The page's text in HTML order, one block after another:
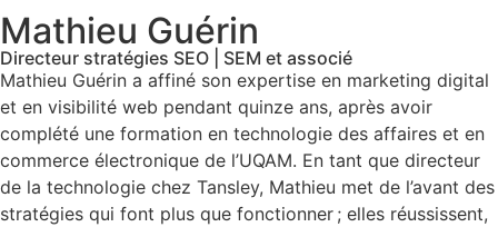
Mathieu Guérin
Directeur stratégies SEO | SEM et associé
Mathieu Guérin a affiné son expertise en marketing digital
et en visibilité web pendant quinze ans, après avoir
complété une formation en technologie des affaires et en
commerce électronique de l’UQAM. En tant que directeur
de la technologie chez Tansley, Mathieu met de l’avant des
stratégies qui font plus que fonctionner ; elles réussissent,